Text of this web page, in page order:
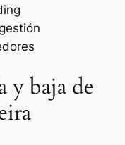
y baja de